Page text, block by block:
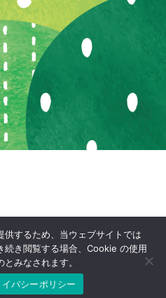
供するため、当ウェブサイトでは
き閲覧する場合、Cookie の使用
みなされます。
イバシーポリシー